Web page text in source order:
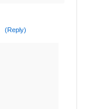
(Reply)